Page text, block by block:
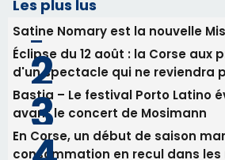
consommation en recul dans les
La gendarmerie alerte les
face à une nouvelle escroquerie
vin
Newsletter